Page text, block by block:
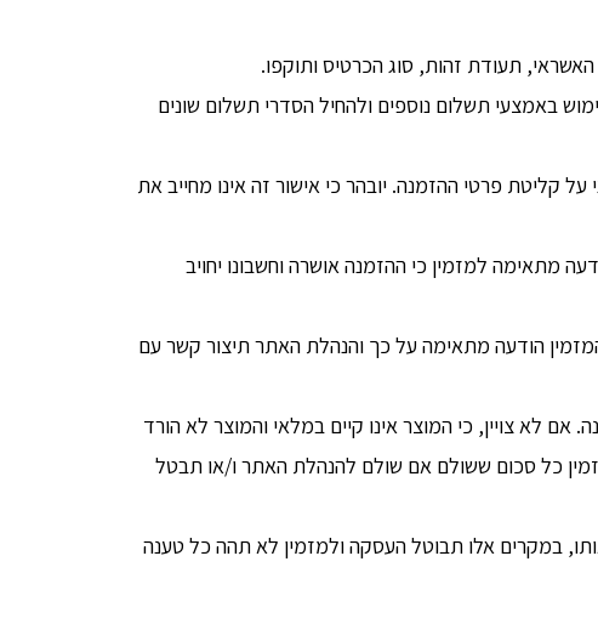
תעודת זהות, סוג הכרטיס ותוקפו.
באמצעי תשלום נוספים ולהחיל הסדרי תשלום שונים
קליטת פרטי ההזמנה. יובהר כי אישור זה אינו מחייב את
למזמין כי ההזמנה אושרה וחשבונו יחויב
הודעה מתאימה על כך והנהלת האתר תיצור קשר עם
לא צויין, כי המוצר אינו קיים במלאי והמוצר לא הורד
כל סכום ששולם אם שולם להנהלת האתר ו/או תבטל
במקרים אלו תבוטל העסקה ולמזמין לא תהה כל טענה